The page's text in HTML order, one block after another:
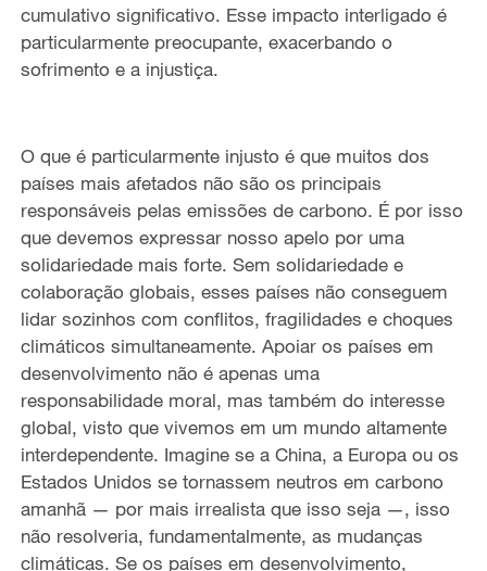
cumulativo significativo. Esse impacto interligado é
particularmente preocupante, exacerbando o
sofrimento e a injustiça.
O que é particularmente injusto é que muitos dos
países mais afetados não são os principais
responsáveis pelas emissões de carbono. É por isso
que devemos expressar nosso apelo por uma
solidariedade mais forte. Sem solidariedade e
colaboração globais, esses países não conseguem
lidar sozinhos com conflitos, fragilidades e choques
climáticos simultaneamente. Apoiar os países em
desenvolvimento não é apenas uma
responsabilidade moral, mas também do interesse
global, visto que vivemos em um mundo altamente
interdependente. Imagine se a China, a Europa ou os
Estados Unidos se tornassem neutros em carbono
amanhã — por mais irrealista que isso seja —, isso
não resolveria, fundamentalmente, as mudanças
climáticas. Se os países em desenvolvimento,